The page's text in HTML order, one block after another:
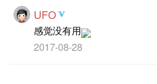
UFO
感觉没有用
2017-08-28